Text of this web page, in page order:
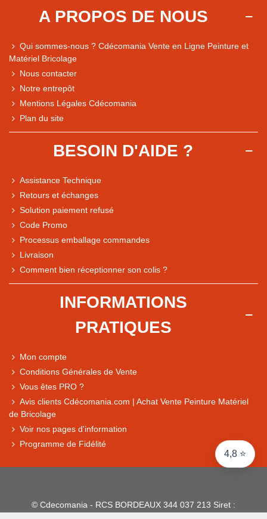
4,8 ⭐
Comparaison des performances du magasin
Express, Chez vous, Point relais, Retrait magasin
A PROPOS DE NOUS
Qui sommes-nous ? Cdécomania Vente en Ligne Peinture et
Matériel Bricolage
Nous contacter
Notre entrepôt
Mentions Légales Cdécomania
Plan du site
BESOIN D'AIDE ?
Assistance Technique
Retours et échanges
Solution paiement refusé
Code Promo
Processus emballage commandes
Livraison
Comment bien réceptionner son colis ?
INFORMATIONS
PRATIQUES
Mon compte
Conditions Générales de Vente
Vous êtes PRO ?
Avis clients Cdécomania.com | Achat Vente Peinture Matériel
de Bricolage
Voir nos pages d'information
Programme de Fidélité
© Cdecomania - RCS BORDEAUX 344 037 213 Siret :